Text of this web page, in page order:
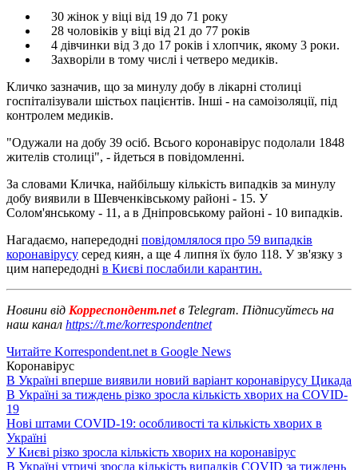
30 жінок у віці від 19 до 71 року
28 чоловіків у віці від 21 до 77 років
4 дівчинки від 3 до 17 років і хлопчик, якому 3 роки.
Захворіли в тому числі і четверо медиків.
Кличко зазначив, що за минулу добу в лікарні столиці
госпіталізували шістьох пацієнтів. Інші - на самоізоляції, під
контролем медиків.
"Одужали на добу 39 осіб. Всього коронавірус подолали 1848
жителів столиці", - йдеться в повідомленні.
За словами Кличка, найбільшу кількість випадків за минулу
добу виявили в Шевченківському районі - 15. У
Солом'янському - 11, а в Дніпровському районі - 10 випадків.
Нагадаємо, напередодні повідомлялося про 59 випадків
коронавірусу серед киян, а ще 4 липня їх було 118. У зв'язку з
цим напередодні в Києві послабили карантин.
Новини від Корреспондент.netв Telegram. Підписуйтесь на
наш канал https://t.me/korrespondentnet
Читайте Korrespondent.net в Google News
Коронавірус
В Україні вперше виявили новий варіант коронавірусу Цикада
В Україні за тиждень різко зросла кількість хворих на COVID-
19
Нові штами COVID-19: особливості та кількість хворих в
Україні
У Києві різко зросла кількість хворих на коронавірус
В Україні утричі зросла кількість випадків COVID за тиждень